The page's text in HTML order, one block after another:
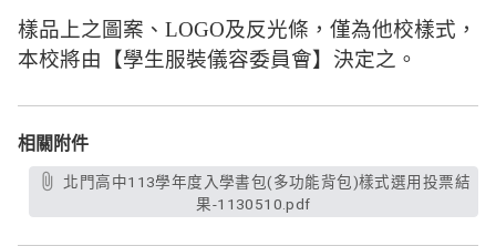
樣品上之圖案、LOGO及反光條，僅為他校樣式，
本校將由【學生服裝儀容委員會】決定之。
相關附件
果-1130510.pdf